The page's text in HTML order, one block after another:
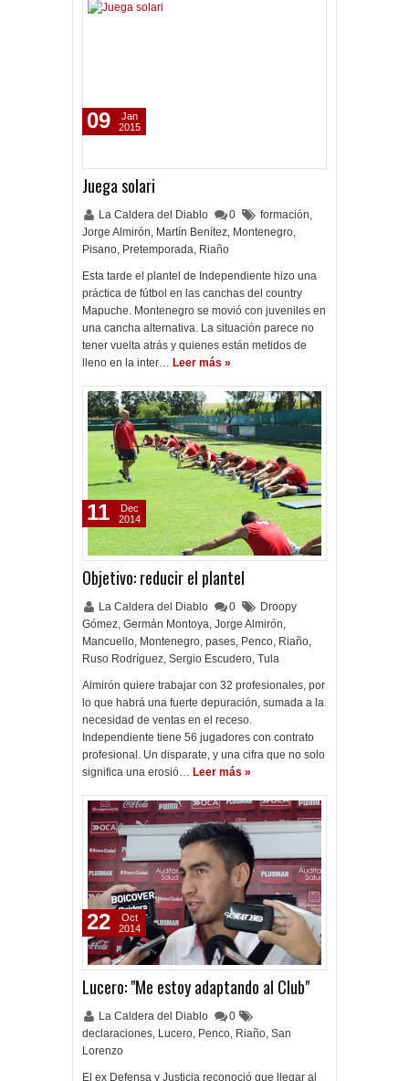
Juega solari
La Caldera del Diablo 0 formación,
Jorge Almirón, Martín Benítez, Montenegro,
Pisano, Pretemporada, Riaño
Esta tarde el plantel de Independiente hizo una
práctica de fútbol en las canchas del country
Mapuche. Montenegro se movió con juveniles en
una cancha alternativa. La situación parece no
tener vuelta atrás y quienes están metidos de
lleno en la inter… Leer más »
09
Jan
2015
Objetivo: reducir el plantel
La Caldera del Diablo 0
Droopy
Gómez, Germán Montoya, Jorge Almirón,
Mancuello, Montenegro, pases, Penco, Riaño,
Ruso Rodríguez, Sergio Escudero, Tula
Almirón quiere trabajar con 32 profesionales, por
lo que habrá una fuerte depuración, sumada a la
necesidad de ventas en el receso.
Independiente tiene 56 jugadores con contrato
profesional. Un disparate, y una cifra que no solo
significa una erosió… Leer más »
11
Dec
2014
Lucero: "Me estoy adaptando al Club"
La Caldera del Diablo
0
declaraciones, Lucero, Penco, Riaño, San
Lorenzo
El ex Defensa y Justicia reconoció que llegar al
22
Oct
2014